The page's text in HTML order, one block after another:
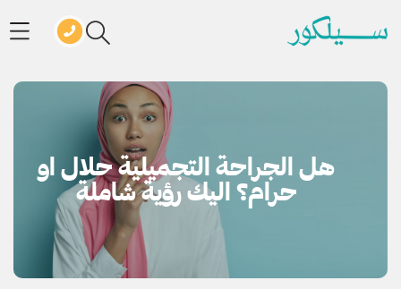
هل الجراحة التجميلية حلال او
حرام؟ اليك رؤية شاملة